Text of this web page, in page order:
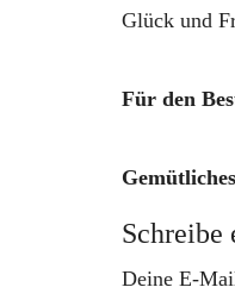
Glück und
Für den
Schreibe
Deine E-